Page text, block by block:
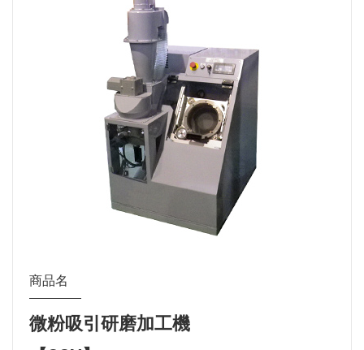
商品名
微粉吸引研磨加工機